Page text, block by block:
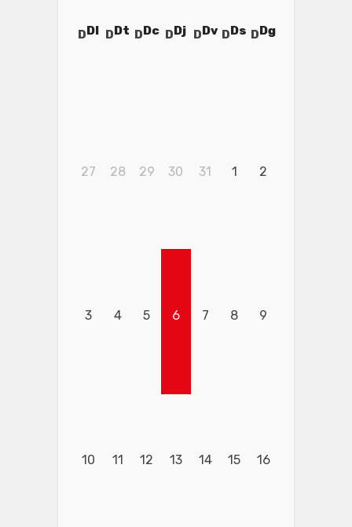
Dl Dt Dc Dj Dv Ds Dg
27 28 29 30 31 1 2
3 4 5 6 7 8 9
10 11 12 13 14 15 16